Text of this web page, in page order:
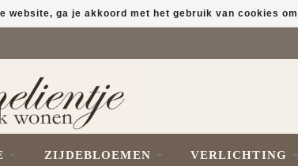
ZIJDEBLOEMEN VERLICHTING
website, ga je akkoord met het gebruik van cookies